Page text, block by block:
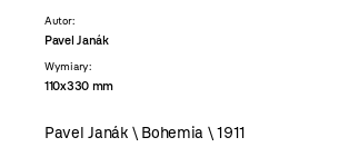
Autor:
Pavel Janák
Wymiary:
110x330 mm
Pavel Janák \ Bohemia \ 1911